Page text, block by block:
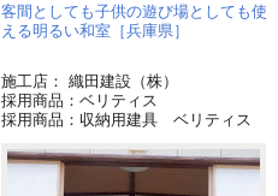
客間としても子供の遊び場としても使
える明るい和室［兵庫県］
施工店： 織田建設（株）
採用商品：ベリティス
採用商品：収納用建具 ベリティス